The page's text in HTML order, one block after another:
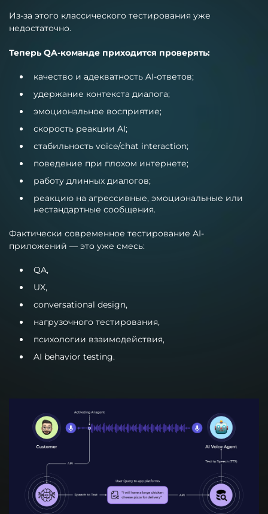
Из-за этого классического тестирования уже
недостаточно.
Теперь QA-команде приходится проверять:
качество и адекватность AI-ответов;
удержание контекста диалога;
эмоциональное восприятие;
скорость реакции AI;
стабильность voice/chat interaction;
поведение при плохом интернете;
работу длинных диалогов;
реакцию на агрессивные, эмоциональные или
нестандартные сообщения.
Фактически современное тестирование AI-
приложений — это уже смесь:
QA,
UX,
conversational design,
нагрузочного тестирования,
психологии взаимодействия,
AI behavior testing.